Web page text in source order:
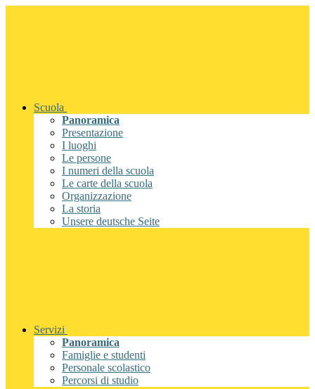
Scuola
Panoramica
Presentazione
I luoghi
Le persone
I numeri della scuola
Le carte della scuola
Organizzazione
La storia
Unsere deutsche Seite
Servizi
Panoramica
Famiglie e studenti
Personale scolastico
Percorsi di studio